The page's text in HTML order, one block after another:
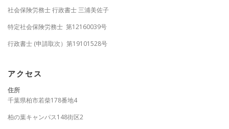
社会保険労務士 行政書士 三浦美佐子
特定社会保険労務士 第12160039号
行政書士 (申請取次）第19101528号
アクセス
住所
千葉県柏市若柴178番地4
柏の葉キャンパス148街区2